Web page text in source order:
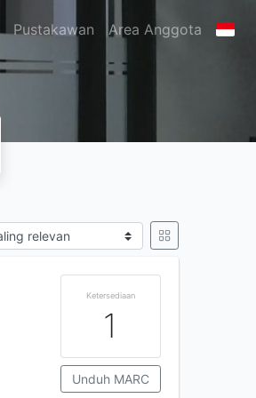
Pustakawan Area Anggota
Ketersediaan
1
Unduh MARC